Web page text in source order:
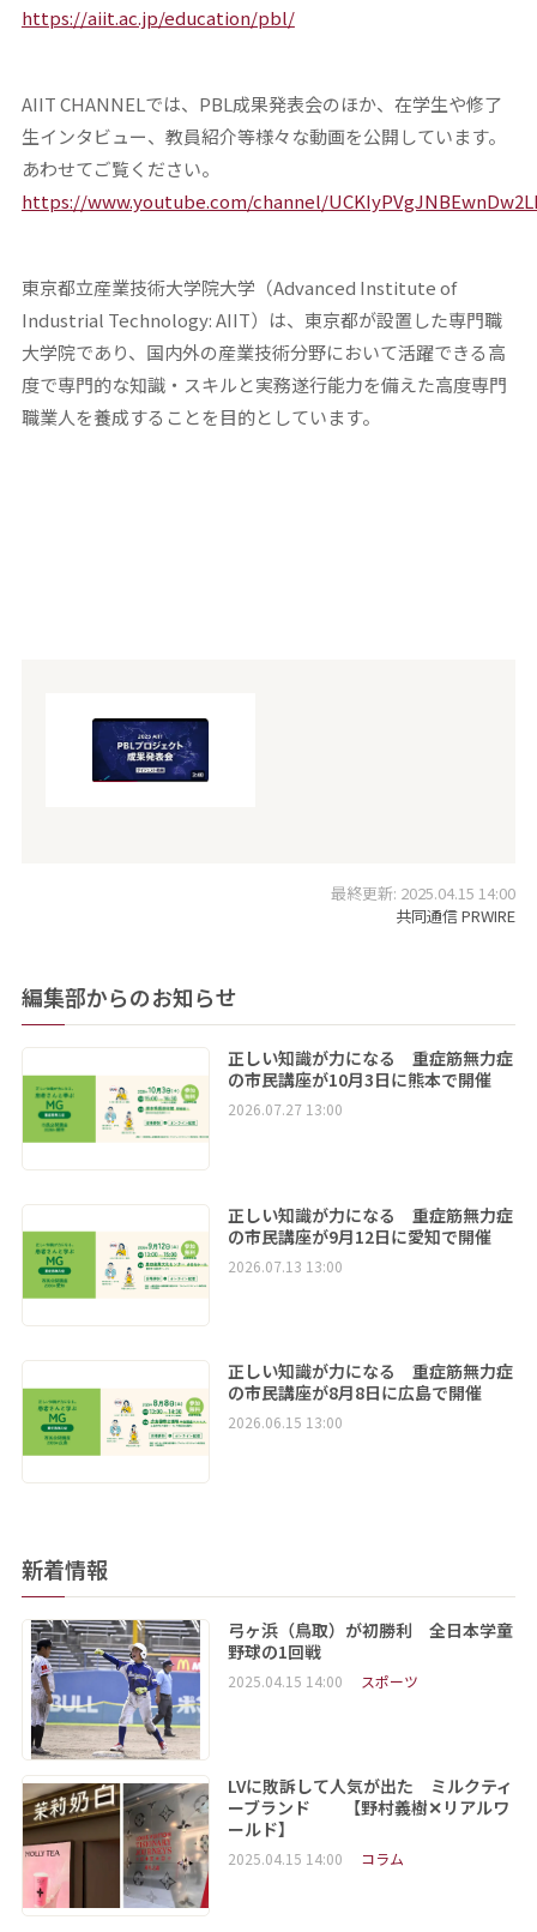
https://aiit.ac.jp/education/pbl/
AIIT CHANNELでは、PBL成果発表会のほか、在学生や修了
生インタビュー、教員紹介等様々な動画を公開しています。
あわせてご覧ください。
https://www.youtube.com/channel/
東京都立産業技術大学院大学（Advanced Institute of
Industrial Technology: AIIT）は、東京都が設置した専門職
大学院であり、国内外の産業技術分野において活躍できる高
度で専門的な知識・スキルと実務遂行能力を備えた高度専門
職業人を養成することを目的としています。
最終更新: 2025.04.15 14:00
共同通信 PRWIRE
編集部からのお知らせ
正しい知識が力になる 重症筋無力症
の市民講座が10月3日に熊本で開催
2026.07.27 13:00
正しい知識が力になる 重症筋無力症
の市民講座が9月12日に愛知で開催
2026.07.13 13:00
正しい知識が力になる 重症筋無力症
の市民講座が8月8日に広島で開催
2026.06.15 13:00
新着情報
弓ヶ浜（鳥取）が初勝利 全日本学童
野球の1回戦
2025.04.15 14:00 スポーツ
LVに敗訴して人気が出た ミルクティ
ーブランド 【野村義樹✕リアルワ
ールド】
2025.04.15 14:00 コラム